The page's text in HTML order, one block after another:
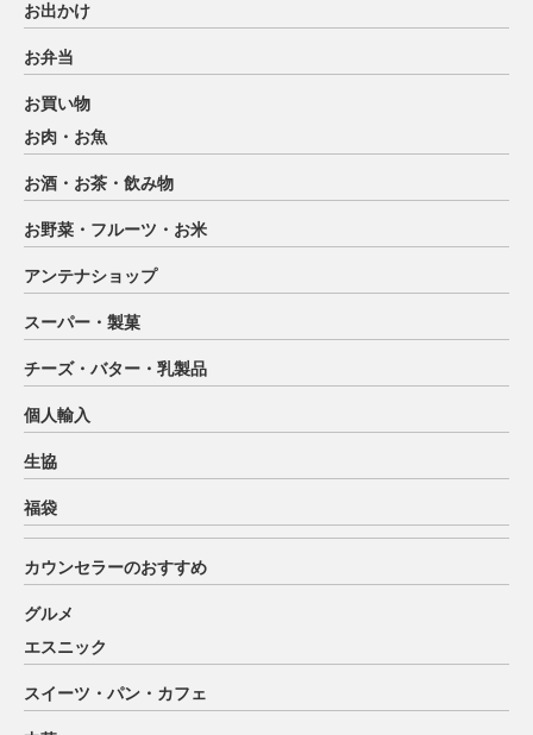
お出かけ
お弁当
お買い物
お肉・お魚
お酒・お茶・飲み物
お野菜・フルーツ・お米
アンテナショップ
スーパー・製菓
チーズ・バター・乳製品
個人輸入
生協
福袋
カウンセラーのおすすめ
グルメ
エスニック
スイーツ・パン・カフェ